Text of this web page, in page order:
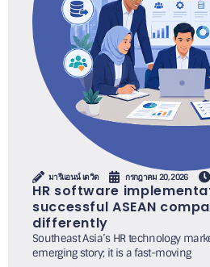
มารีแอนน์ เดวิด กรกฎาคม 20, 2026
HR software
successful ASEAN
differently
Southeast Asia’s HR technology
emerging story; it is a fast-moving